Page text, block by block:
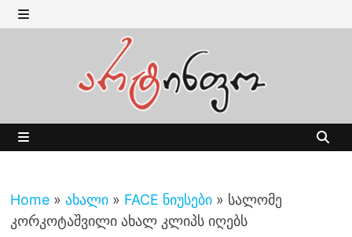
Skip
to MENU
Home » ახალი » FACE ნიუსები » სალომე
კორკოტაშვილი ახალ კლიპს იღებს